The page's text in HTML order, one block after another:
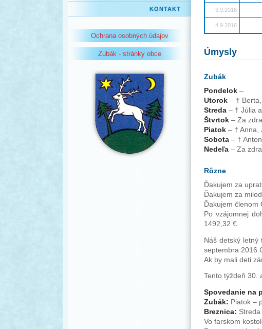
KONTAKT
Ochrana osobných údajov
Zubák - stránky obce
3.9.2016
4.9.2016
Úmysly
Zubák
Pondelok –
Utorok – †
Streda – † Júlia
Štvrtok – Za
Piatok – † Anna,
Sobota – †
Nedeľa – Za
Rôzne
Ďakujem za
Ďakujem za
Ďakujem členom
Po vzájomnej
1492,32 €.
Náš detský letný
septembra
Ak by mali deti
Tento týždeň 30.
Spovedanie na
Zubák: Piatok –
Breznica:
Vo farskom